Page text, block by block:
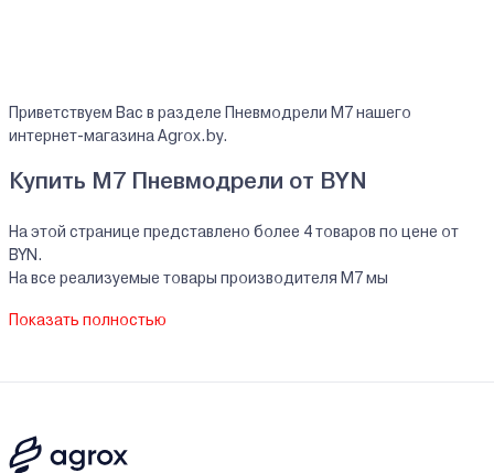
Приветствуем Вас в разделе Пневмодрели M7 нашего
интернет-магазина Agrox.by.
Купить M7 Пневмодрели от BYN
На этой странице представлено более 4 товаров по цене от
BYN.
На все реализуемые товары производителя M7 мы
и лизинг - у нас только самые выгодные условия от ведущих
банков Беларуси.
Показать полностью